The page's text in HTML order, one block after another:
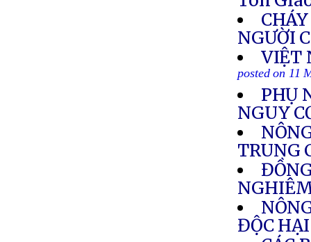
NGƯỜI
VIỆT
posted on 11
PHỤ
NGUY
TRUNG
ĐỘC HẠI